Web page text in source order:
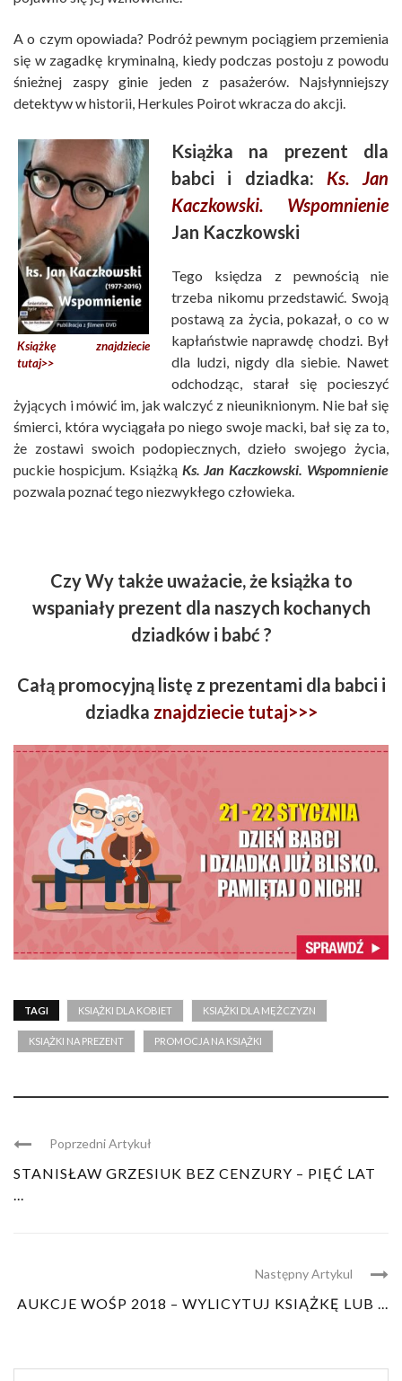
A o czym opowiada? Podróż pewnym pociągiem przemienia
się w zagadkę kryminalną, kiedy podczas postoju z powodu
śnieżnej zaspy ginie jeden z pasażerów. Najsłynniejszy
detektyw w historii, Herkules Poirot wkracza do akcji.
Książkę znajdziecie
tutaj>>
Książka na prezent dla
babci i dziadka: Ks. Jan
Kaczkowski. Wspomnienie
Jan Kaczkowski
Tego księdza z pewnością nie
trzeba nikomu przedstawić. Swoją
postawą za życia, pokazał, o co w
kapłaństwie naprawdę chodzi. Był
dla ludzi, nigdy dla siebie. Nawet
odchodząc, starał się pocieszyć
żyjących i mówić im, jak walczyć z nieuniknionym. Nie bał się
śmierci, która wyciągała po niego swoje macki, bał się za to,
że zostawi swoich podopiecznych, dzieło swojego życia,
puckie hospicjum. Książką Ks. Jan Kaczkowski. Wspomnienie
pozwala poznać tego niezwykłego człowieka.
Czy Wy także uważacie, że książka to
wspaniały prezent dla naszych kochanych
dziadków i babć ?
Całą promocyjną listę z prezentami dla babci i
dziadka znajdziecie tutaj>>>
TAGI KSIĄŻKI DLA KOBIET KSIĄŻKI DLA MĘŻCZYZN
KSIĄŻKI NA PREZENT PROMOCJA NA KSIĄŻKI
Poprzedni Artykuł
STANISŁAW GRZESIUK BEZ CENZURY – PIĘĆ LAT
...
Następny Artykul
AUKCJE WOŚP 2018 – WYLICYTUJ KSIĄŻKĘ LUB ...